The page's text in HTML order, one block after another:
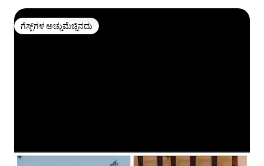
ಗೆಸ್ಟ್‌ಗಳ ಅಚ್ಚುಮೆಚ್ಚಿನದು
ಗೆಸ್ಟ್‌ಗಳ ಅಚ್ಚುಮೆಚ್ಚಿನದು